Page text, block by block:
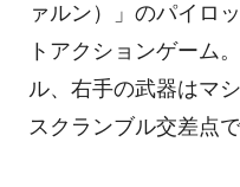
ァルン）」のパイロ
トアクションゲーム
ル、右手の武器はマ
スクランブル交差点